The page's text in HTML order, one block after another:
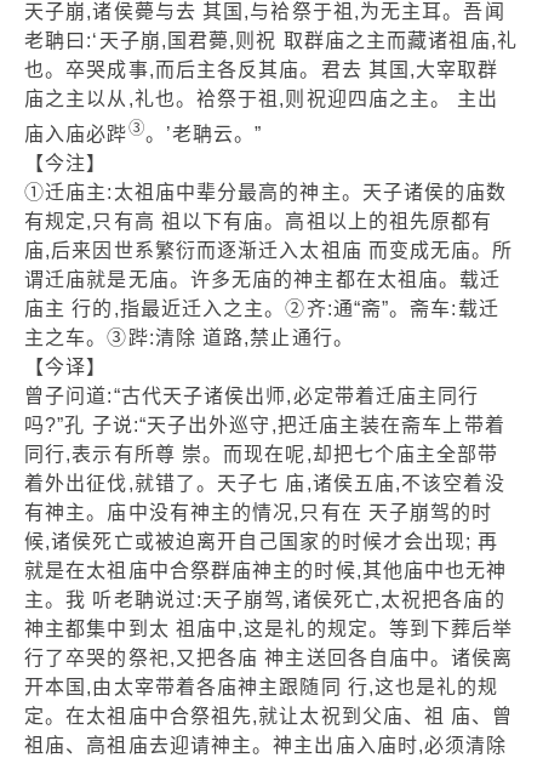
天子崩,诸侯薨与去 其国,与袷祭于祖,为无主耳。吾闻
老聃曰:‘天子崩,国君薨,则祝 取群庙之主而藏诸祖庙,礼
也。卒哭成事,而后主各反其庙。君去 其国,大宰取群
庙之主以从,礼也。袷祭于祖,则祝迎四庙之主。 主出
庙入庙必跸③。’老聃云。”
【今注】
①迁庙主:太祖庙中辈分最高的神主。天子诸侯的庙数
有规定,只有高 祖以下有庙。高祖以上的祖先原都有
庙,后来因世系繁衍而逐渐迁入太祖庙 而变成无庙。所
谓迁庙就是无庙。许多无庙的神主都在太祖庙。载迁
庙主 行的,指最近迁入之主。②齐:通“斋”。斋车:载迁
主之车。③跸:清除 道路,禁止通行。
【今译】
曾子问道:“古代天子诸侯出师,必定带着迁庙主同行
吗?”孔 子说:“天子出外巡守,把迁庙主装在斋车上带着
同行,表示有所尊 崇。而现在呢,却把七个庙主全部带
着外出征伐,就错了。天子七 庙,诸侯五庙,不该空着没
有神主。庙中没有神主的情况,只有在 天子崩驾的时
候,诸侯死亡或被迫离开自己国家的时候才会出现; 再
就是在太祖庙中合祭群庙神主的时候,其他庙中也无神
主。我 听老聃说过:天子崩驾,诸侯死亡,太祝把各庙的
神主都集中到太 祖庙中,这是礼的规定。等到下葬后举
行了卒哭的祭祀,又把各庙 神主送回各自庙中。诸侯离
开本国,由太宰带着各庙神主跟随同 行,这也是礼的规
定。在太祖庙中合祭祖先,就让太祝到父庙、祖 庙、曾
祖庙、高祖庙去迎请神主。神主出庙入庙时,必须清除